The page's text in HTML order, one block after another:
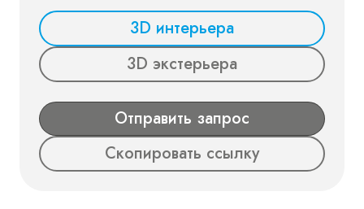
3D интерьера
3D экстерьера
Отправить запрос
Скопировать ссылку